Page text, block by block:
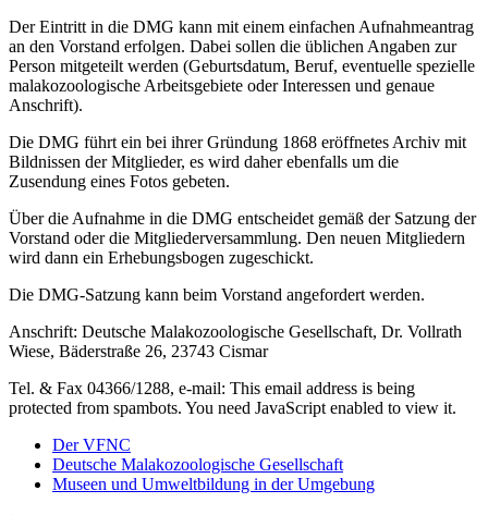
Der Eintritt in die DMG kann mit einem einfachen Aufnahmeantrag
an den Vorstand erfolgen. Dabei sollen die üblichen Angaben zur
Person mitgeteilt werden (Geburtsdatum, Beruf, eventuelle spezielle
malakozoologische Arbeitsgebiete oder Interessen und genaue
Anschrift).
Die DMG führt ein bei ihrer Gründung 1868 eröffnetes Archiv mit
Bildnissen der Mitglieder, es wird daher ebenfalls um die
Zusendung eines Fotos gebeten.
Über die Aufnahme in die DMG entscheidet gemäß der Satzung der
Vorstand oder die Mitgliederversammlung. Den neuen Mitgliedern
wird dann ein Erhebungsbogen zugeschickt.
Die DMG-Satzung kann beim Vorstand angefordert werden.
Anschrift: Deutsche Malakozoologische Gesellschaft, Dr. Vollrath
Wiese, Bäderstraße 26, 23743 Cismar
Tel. & Fax 04366/1288, e-mail: This email address is being
protected from spambots. You need JavaScript enabled to view it.
Der VFNC
Deutsche Malakozoologische Gesellschaft
Museen und Umweltbildung in der Umgebung